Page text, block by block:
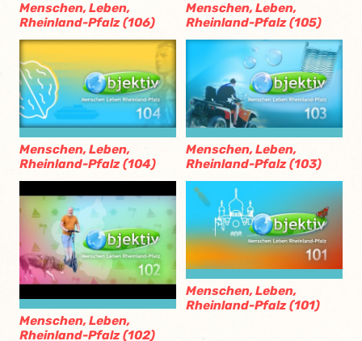
Menschen, Leben,
Rheinland-Pfalz (106)
Menschen, Leben,
Rheinland-Pfalz (105)
Menschen, Leben,
Rheinland-Pfalz (104)
Menschen, Leben,
Rheinland-Pfalz (103)
Menschen, Leben,
Rheinland-Pfalz (102)
Menschen, Leben,
Rheinland-Pfalz (101)